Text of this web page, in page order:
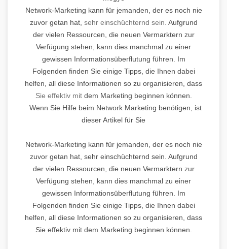
Network-Marketing kann für jemanden, der es noch nie
zuvor getan hat, sehr einschüchternd sein. Aufgrund
der vielen Ressourcen, die neuen Vermarktern zur
Verfügung stehen, kann dies manchmal zu einer
gewissen Informationsüberflutung führen. Im
Folgenden finden Sie einige Tipps, die Ihnen dabei
helfen, all diese Informationen so zu organisieren, dass
Sie effektiv mitdem Marketing beginnen können.
Wenn Sie Hilfe beim Network Marketing benötigen, ist
dieser Artikel für Sie
Network-Marketing kann für jemanden, der es noch nie
zuvor getan hat, sehr einschüchternd sein. Aufgrund
der vielen Ressourcen, die neuen Vermarktern zur
Verfügung stehen, kann dies manchmal zu einer
gewissen Informationsüberflutung führen. Im
Folgenden finden Sie einige Tipps, die Ihnen dabei
helfen, all diese Informationen so zu organisieren, dass
Sie effektiv mit dem Marketing beginnen können.